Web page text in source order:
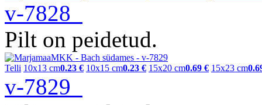
v-7828
Pilt on peidetud.
Telli 10x13 cm0.23 € 10x15 cm0.23 € 15x20 cm0.69 € 15x23 cm
v-7829